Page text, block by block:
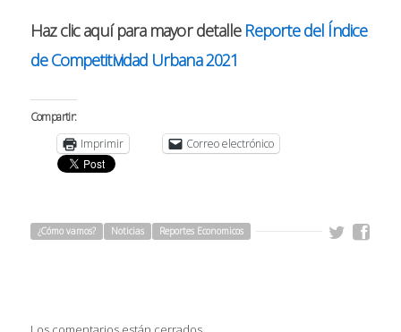
Haz clic aquí para mayor detalle Reporte del Índice
de Competitividad Urbana 2021
Compartir:
Imprimir
Correo electrónico
¿Cómo vamos? Noticias Reportes Economicos